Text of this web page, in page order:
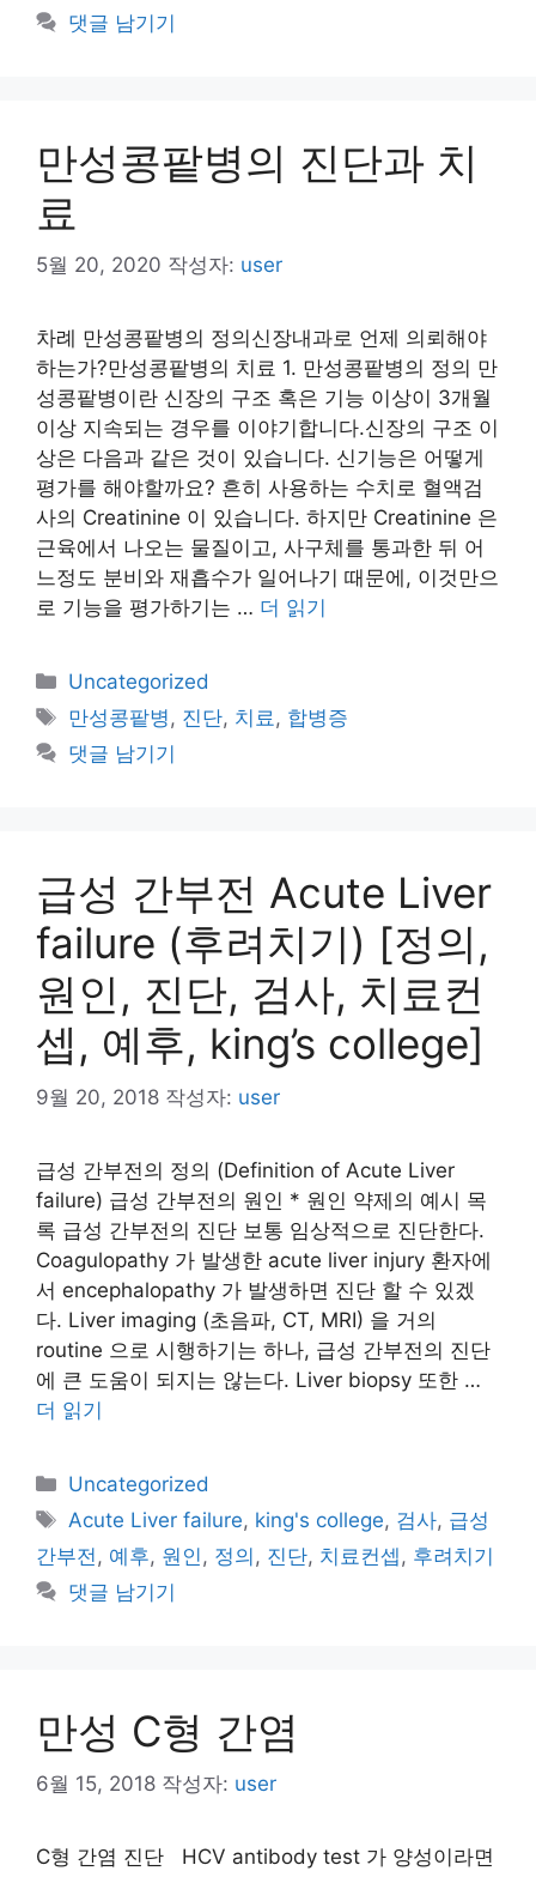
댓글 남기기
만성콩팥병의 진단과 치
료
5월 20, 2020 작성자: user
차례 만성콩팥병의 정의신장내과로 언제 의뢰해야
하는가?만성콩팥병의 치료 1. 만성콩팥병의 정의 만
성콩팥병이란 신장의 구조 혹은 기능 이상이 3개월
이상 지속되는 경우를 이야기합니다.신장의 구조 이
상은 다음과 같은 것이 있습니다. 신기능은 어떻게
평가를 해야할까요? 흔히 사용하는 수치로 혈액검
사의 Creatinine 이 있습니다. 하지만 Creatinine 은
근육에서 나오는 물질이고, 사구체를 통과한 뒤 어
느정도 분비와 재흡수가 일어나기 때문에, 이것만으
로 기능을 평가하기는 … 더 읽기
카
테
리
Uncategorized
태
그
만성콩팥병, 진단, 치료, 합병증
댓글 남기기
급성 간부전 Acute Liver
failure (후려치기) [정의,
원인, 진단, 검사, 치료컨
셉, 예후, king’s college]
9월 20, 2018 작성자: user
급성 간부전의 정의 (Definition of Acute Liver
failure) 급성 간부전의 원인 * 원인 약제의 예시 목
록 급성 간부전의 진단 보통 임상적으로 진단한다.
Coagulopathy 가 발생한 acute liver injury 환자에
서 encephalopathy 가 발생하면 진단 할 수 있겠
다. Liver imaging (초음파, CT, MRI) 을 거의
routine 으로 시행하기는 하나, 급성 간부전의 진단
에 큰 도움이 되지는 않는다. Liver biopsy 또한 …
더 읽기
카
테
리
Uncategorized
태
그
Acute Liver failure, king's college, 검사, 급성
간부전 , 예후, 원인 , 정의 , 진단, 치료컨셉 , 후려치기
댓글 남기기
만성 C형 간염
6월 15, 2018 작성자: user
C형 간염 진단 HCV antibody test 가 양성이라면